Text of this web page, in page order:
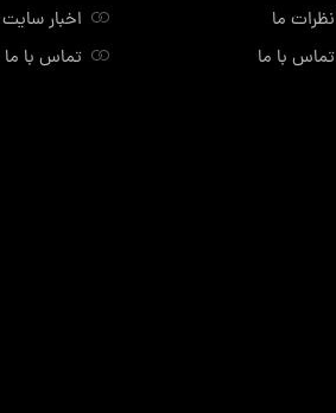
نظرات ما
اخبار سایت
تماس با ما تماس با ما